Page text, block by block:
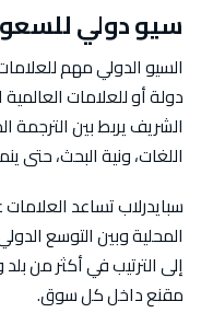
سيو دولي
السيو الدولي مهم
دولة أو للعلامات
الشريف يربط بين الترجمة
اللغات، ونية البحث، حتى
سبايدرلاب تساعد
المحلية وبين التوسع
إلى الترتيب في أكثر من
مقنع داخل كل سوق.